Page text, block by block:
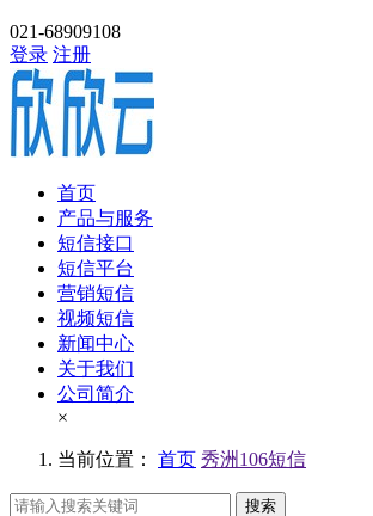
021-68909108
登录 注册
首页
产品与服务
短信接口
短信平台
营销短信
视频短信
新闻中心
关于我们
公司简介
×
当前位置： 首页 秀洲106短信
搜索